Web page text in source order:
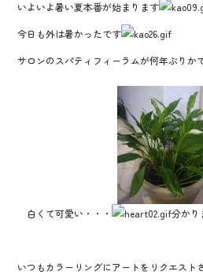
e
b
o
tt
er
e
いよいよ暑い夏本番が始まります
今日も外は暑かったです
サロンのスパティフィーラムが何年ぶりか
白くて可愛い・・・ 分かり
いつもカラーリングにアートをリクエスト